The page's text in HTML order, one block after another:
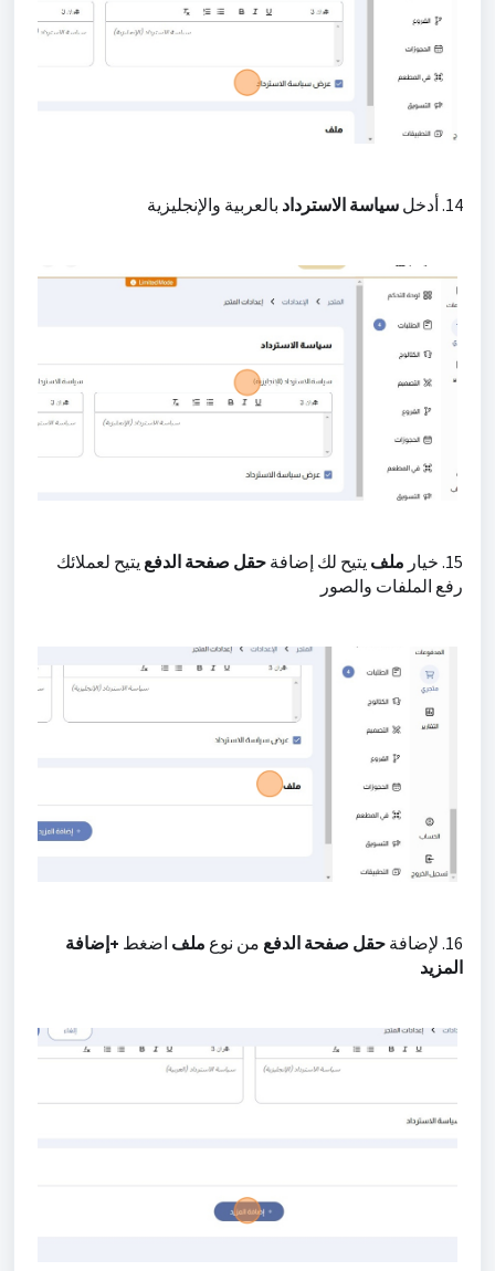
14. أدخل سياسة الاسترداد بالعربية والإنجليزية
15. خيار ملف يتيح لك إضافة حقل صفحة الدفع يتيح لعملائك
رفع الملفات والصور
16. لإضافة حقل صفحة الدفع من نوع ملف اضغط +إضافة
المزيد